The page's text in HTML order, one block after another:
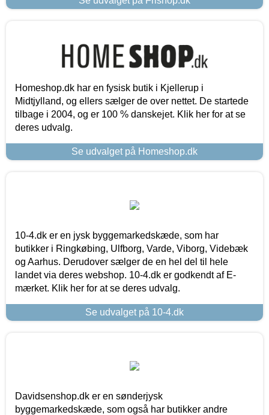
Homeshop.dk har en fysisk butik i Kjellerup i
Midtjylland, og ellers sælger de over nettet. De startede
tilbage i 2004, og er 100 % danskejet. Klik her for at se
deres udvalg.
Se udvalget på Homeshop.dk
10-4.dk er en jysk byggemarkedskæde, som har
butikker i Ringkøbing, Ulfborg, Varde, Viborg, Videbæk
og Aarhus. Derudover sælger de en hel del til hele
landet via deres webshop. 10-4.dk er godkendt af E-
mærket. Klik her for at se deres udvalg.
Se udvalget på 10-4.dk
Davidsenshop.dk er en sønderjysk
byggemarkedskæde, som også har butikker andre